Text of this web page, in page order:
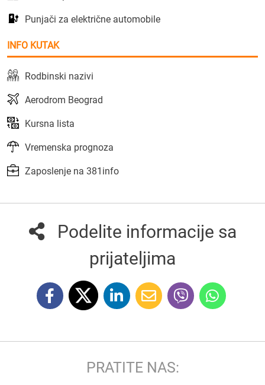
Punjači za električne automobile
INFO KUTAK
Rodbinski nazivi
Aerodrom Beograd
Kursna lista
Vremenska prognoza
Zaposlenje na 381info
Podelite informacije sa
prijateljima
PRATITE NAS: